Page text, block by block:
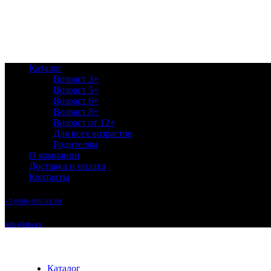
Каталог
Возраст 3+
Возраст 5+
Возраст 6+
Возраст 8+
Возраст от 12+
Для всех возрастов
Родителям
О компании
Доставка и оплата
Контакты
+7 (999) 999-99-99
info@info.ru
Каталог